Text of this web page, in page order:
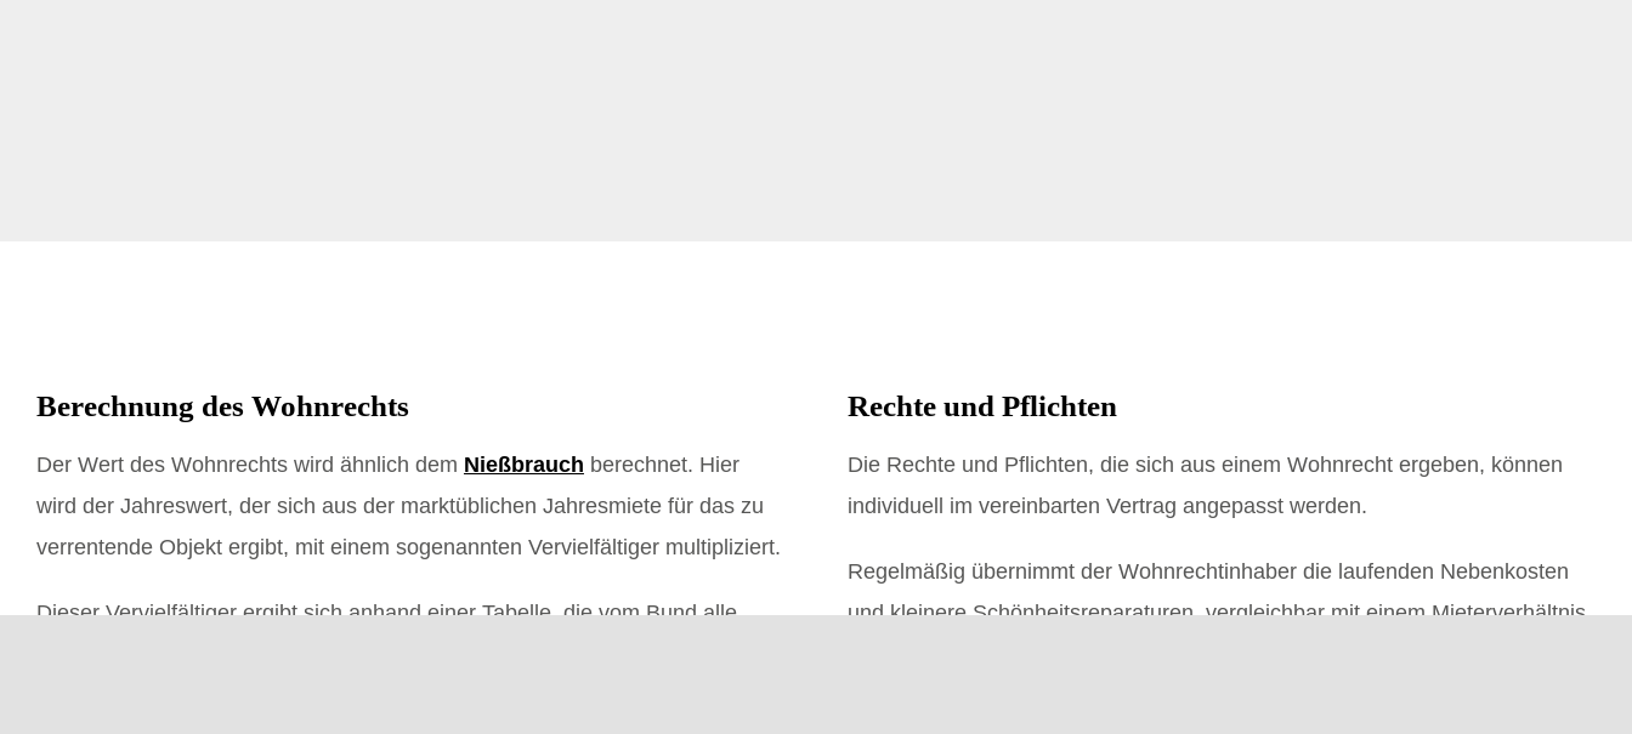
Berechnung des Wohnrechts
Der Wert des Wohnrechts wird ähnlich dem Nießbrauch berechnet. Hier
wird der Jahreswert, der sich aus der marktüblichen Jahresmiete für das zu
verrentende Objekt ergibt, mit einem sogenannten Vervielfältiger multipliziert.
Dieser Vervielfältiger ergibt sich anhand einer Tabelle, die vom Bund alle
Rechte und Pflichten
Die Rechte und Pflichten, die sich aus einem Wohnrecht ergeben, können
individuell im vereinbarten Vertrag angepasst werden.
Regelmäßig übernimmt der Wohnrechtinhaber die laufenden Nebenkosten
und kleinere Schönheitsreparaturen, vergleichbar mit einem Mieterverhältnis.